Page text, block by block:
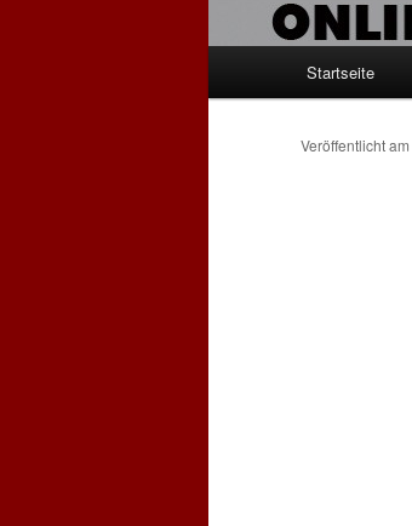
Startseite
Veröffentlicht am